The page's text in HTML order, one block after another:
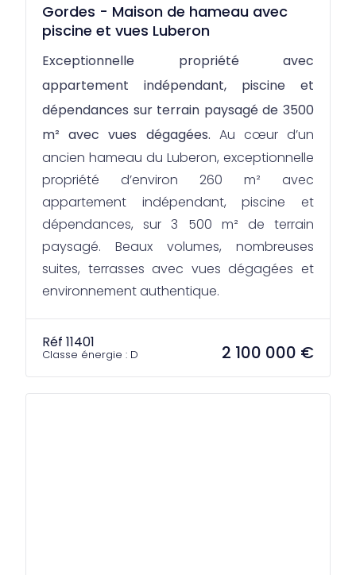
Gordes - Maison de hameau avec
piscine et vues Luberon
Exceptionnelle propriété avec
appartement indépendant, piscine et
dépendances sur terrain paysagé de 3500
m² avec vues dégagées. Au cœur d’un
ancien hameau du Luberon, exceptionnelle
propriété d’environ 260 m² avec
appartement indépendant, piscine et
dépendances, sur 3 500 m² de terrain
paysagé. Beaux volumes, nombreuses
suites, terrasses avec vues dégagées et
environnement authentique.
Réf 11401
Classe énergie : D 2 100 000 €